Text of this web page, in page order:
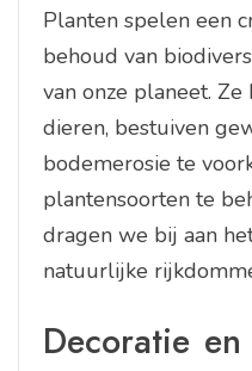
Planten spelen een
behoud van
van onze planeet.
dieren, bestuiven
bodemerosie te
plantensoorten te
dragen we bij aan
natuurlijke
Decoratie